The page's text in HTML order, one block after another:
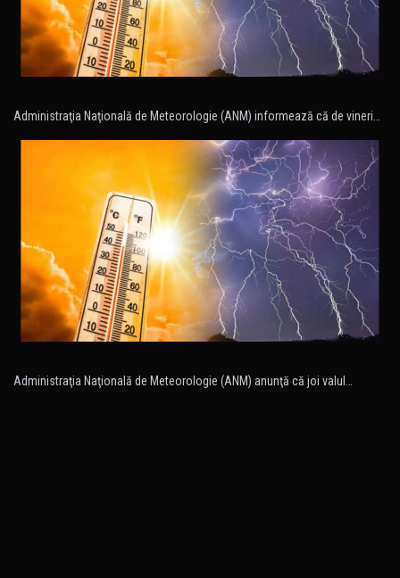
Administraţia Naţională de Meteorologie (ANM) informează că de vineri…
Administraţia Naţională de Meteorologie (ANM) anunţă că joi valul…